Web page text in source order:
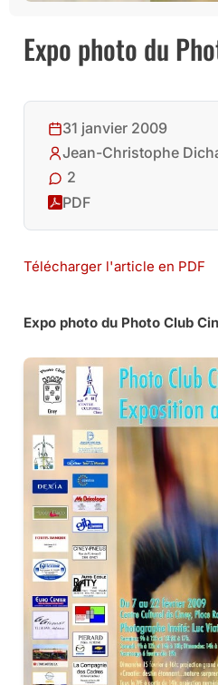
Expo photo du
31 janvier 2009
Jean-Christophe
2
PDF
Télécharger l'article en PDF
Expo photo du Photo Club